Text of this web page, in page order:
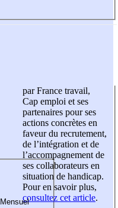
par France travail,
Cap emploi et ses
partenaires pour ses
actions concrètes en
faveur du recrutement,
de l’intégration et de
l’accompagnement de
ses collaborateurs en
situation de handicap.
Pour en savoir plus,
consultez cet article.